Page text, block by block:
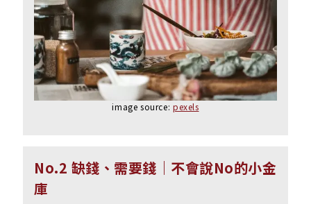
image source: pexels
No.2 缺錢、需要錢｜不會說No的小金
庫